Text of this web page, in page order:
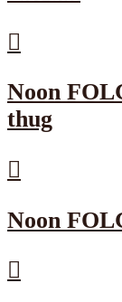
Noon
thug
Noon